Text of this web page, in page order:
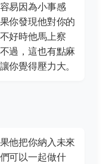
易因為小事感
你發現他對你的
好時他馬上察
過，這也有點麻
你覺得壓力大。
他把你納入未來
可以一起做什